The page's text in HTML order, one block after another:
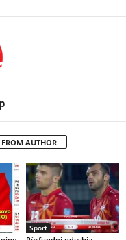
FROM AUTHOR
Sport